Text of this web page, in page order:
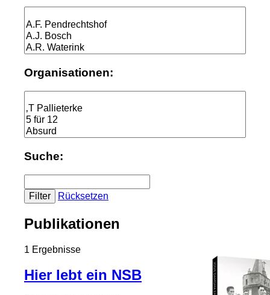
Organisationen:
Suche:
Rücksetzen
Publikationen
1 Ergebnisse
Hier lebt ein NSB